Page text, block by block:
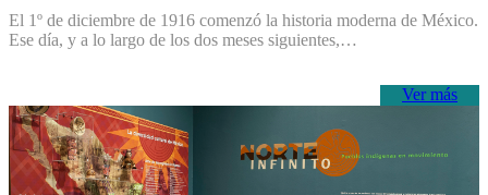
El 1º de diciembre de 1916 comenzó la historia moderna de México.
Ese día, y a lo largo de los dos meses siguientes,…
Ver más